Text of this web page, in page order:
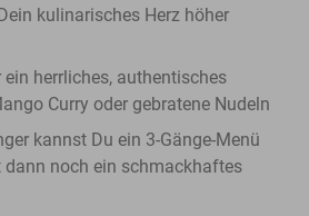
kulinarisches Herz höher
herrliches, authentisches
Curry oder gebratene Nudeln
kannst Du ein 3-Gänge-Menü
dann noch ein schmackhaftes